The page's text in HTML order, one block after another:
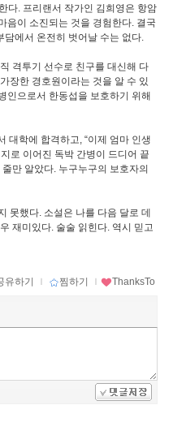
다. 프리랜서 작가인 김희영은 항암
음이 소진되는 것을 경험한다. 결국
에서 온전히 벗어날 수는 없다.
격투기 선수로 친구를 대신해 다
장한 경호원이라는 것을 알 수 있
인으로서 한동섭을 보호하기 위해
대학에 합격하고, “이제 엄마 인생
로 이어진 독박 간병이 드디어 끝
만 알았다. 누구누구의 보호자의
못했다. 소설은 나를 다음 달로 데
재미있다. 술술 읽힌다. 역시 믿고
유하기 ｌ 찜하기 ｌ ThanksTo